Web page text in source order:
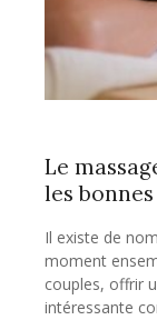
Le
les
Il existe de
moment
couples, offrir
intéressante